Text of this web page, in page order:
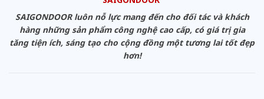
SAIGONDOOR luôn nỗ lực mang đến cho đối tác và khách
hàng những sản phẩm công nghệ cao cấp, có giá trị gia
tăng tiện ích, sáng tạo cho cộng đồng một tương lai tốt đẹp
hơn!